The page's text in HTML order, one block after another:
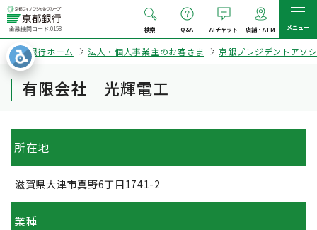
金融機関コード:0158 検索 Q&A AIチャット 店舗・ATM メニュー
京都銀行ホーム 法人・個人事業主のお客さま 京銀プレジデントアソ
有限会社 光輝電工
所在地
滋賀県大津市真野6丁目1741-2
業種